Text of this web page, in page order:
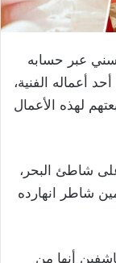
عبر حسابه
أعماله الفنية،
لهذه الأعمال
شاطئ البحر،
شاطر انهارده
أنها من